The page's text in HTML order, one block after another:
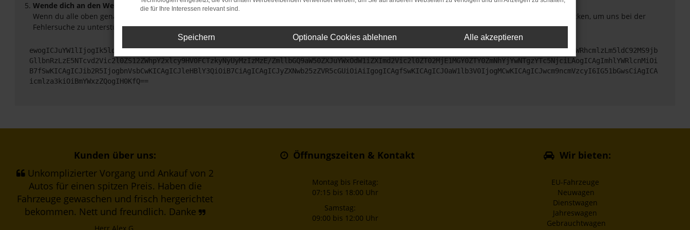
Wende dich an den Webseitenbetreiber.
Wenn du alle oben genannten Schritte versucht hast, kontaktiere uns bitte. Wir werden versuchen, das Problem zu beheben. Du kannst uns diesen Text schicken, um uns bei der
Fehlersuche zu unterstützen:
ewogICJuYW1lIjogIk5ldHdvcmtFcnJvciIsCiAgImNvbmZpZyI6IHsKICAgICJtZXRob2QiOiAiR0VUIiwKICAgICJ1cmwiOiAiaHR0cHM6Ly9hcGkueC5ha3MtcHJvZC5hdWRhcmlzLm5ldC92MS9jb
GllbnRzLzE5NTcvd2Vic2l0ZS12ZWhpY2xlcy9HV0FCTzkyNyUyMzIzMzE/ZmllbGQ9aW50ZXJuYWxOdW1iZXImd2Vic2l0ZT02MjE1MGY0ZTY0ZmNhYjYwNTgzYTc5NjciLAogICAgImhlYWRlcnMiOi
B7fSwKICAgICJib2R5IjogbnVsbCwKICAgICJleHBlY3QiOiB7CiAgICAgICJyZXNwb25zZVR5cGUiOiAiIgogICAgfSwKICAgICJ0aW1lb3V0IjogMCwKICAgICJwcm9ncmVzcyI6IG51bGwsCiAgICA
icmlza3kiOiBmYWxzZQogIH0KfQ==
Kunden über uns:
Unkomplizierter Vorgang und Ankauf von 2
Autos für einen spitzen Preis. Haben die
Fahrzeuge gewaschen und frisch hergerichtet
bekommen. Nett und freundlich. Danke
Öffnungszeiten & Kontakt
Montag bis Freitag:
07:15 bis 18:00 Uhr
Samstag:
09:00 bis 12:00 Uhr
Wir bieten:
EU-Fahrzeuge
Neuwagen
Dienstwagen
Jahreswagen
Gebrauchtwagen
die für Ihre Interessen relevant sind.
Speichern Optionale Cookies ablehnen Alle akzeptieren